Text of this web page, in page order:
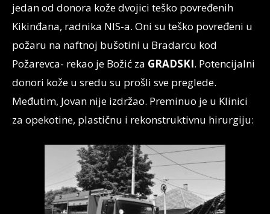
jedan od donora kože dvojici teško povređenih
Kikinđana, radnika NIS-a. Oni su teško povređeni u
požaru na naftnoj bušotini u Bradarcu kod
Požarevca- rekao je Božić za GRADSKI. Potencijalni
donori kože u sredu su prošli sve preglede.
Međutim, Jovan nije izdržao. Preminuo je u Klinici
za opekotine, plastičnu i rekonstruktivnu hirurgiju: